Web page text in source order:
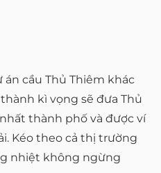
án cầu Thủ Thiêm khác
kì vọng sẽ đưa Thủ
thành phố và được ví
Kéo theo cả thị trường
nhiệt không ngừng